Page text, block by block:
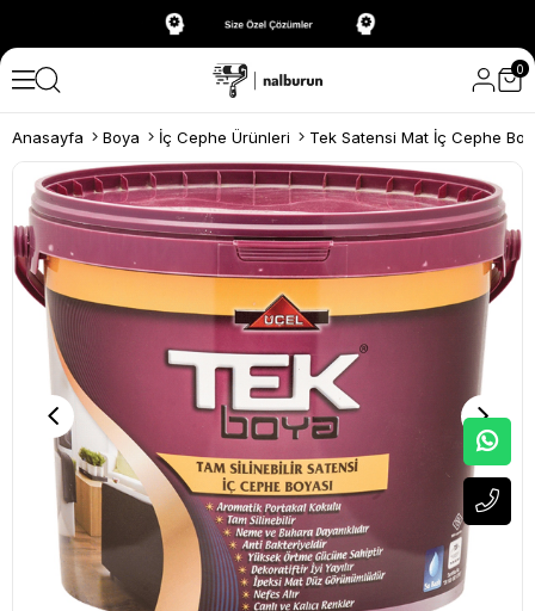
0
Anasayfa Boya İç Cephe Ürünleri Tek Satensi Mat İç Cephe